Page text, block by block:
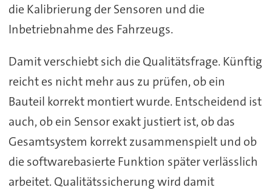
die Kalibrierung der Sensoren und die
Inbetriebnahme des Fahrzeugs.
Damit verschiebt sich die Qualitätsfrage. Künftig
reicht es nicht mehr aus zu prüfen, ob ein
Bauteil korrekt montiert wurde. Entscheidend ist
auch, ob ein Sensor exakt justiert ist, ob das
Gesamtsystem korrekt zusammenspielt und ob
die softwarebasierte Funktion später verlässlich
arbeitet. Qualitätssicherung wird damit